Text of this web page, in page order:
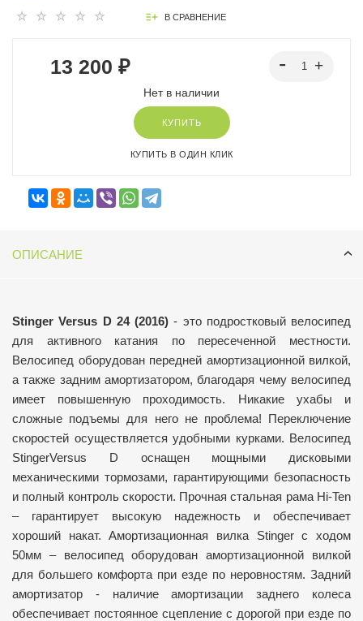
В СРАВНЕНИЕ
13 200 ₽
Нет в наличии
КУПИТЬ
КУПИТЬ В ОДИН КЛИК
ОПИСАНИЕ
Stinger Versus D 24 (2016) - это подростковый велосипед
для активного катания по пересеченной местности.
Велосипед оборудован передней амортизационной вилкой,
а также задним амортизатором, благодаря чему велосипед
имеет повышенную проходимость. Никакие ухабы и
сложные подъемы для него не проблема! Переключение
скоростей осуществляется удобными курками. Велосипед
StingerVersus D оснащен мощными дисковыми
механическими тормозами, гарантирующими безопасность
и полный контроль скорости. Прочная стальная рама Hi-Ten
– гарантирует высокую надежность и обеспечивает
хороший накат.Амортизационная вилка Stinger с ходом
50мм – велосипед оборудован амортизационной вилкой
для большего комфорта при езде по неровностям. Задний
амортизатор - наличие амортизации заднего колеса
обеспечивает постоянное сцепление с дорогой при езде по